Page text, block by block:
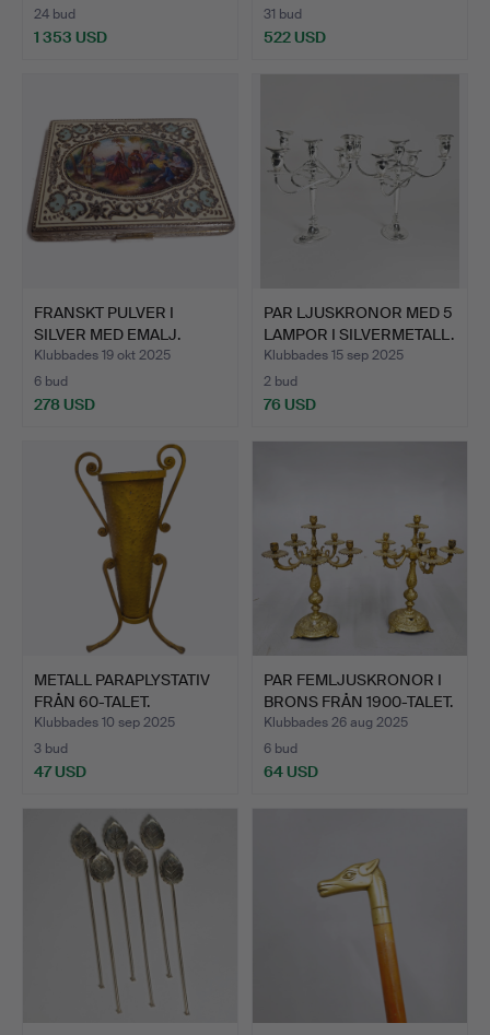
24 bud
1 353 USD
31 bud
522 USD
FRANSKT PULVER I
SILVER MED EMALJ.
GALANT …
Klubbades 19 okt 2025
6 bud
278 USD
PAR LJUSKRONOR MED 5
LAMPOR I SILVERMETALL.
Klubbades 15 sep 2025
2 bud
76 USD
METALL PARAPLYSTATIV
FRÅN 60-TALET.
Klubbades 10 sep 2025
3 bud
47 USD
PAR FEMLJUSKRONOR I
BRONS FRÅN 1900-TALET.
Klubbades 26 aug 2025
6 bud
64 USD